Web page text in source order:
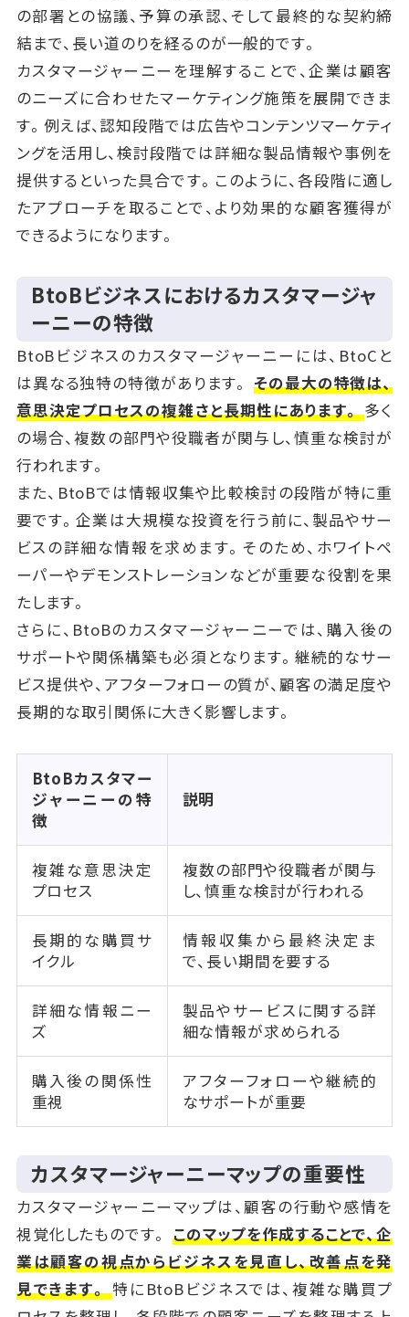
の部署との協議、予算の承認、そして最終的な契約締
結まで、長い道のりを経るのが一般的です。
カスタマージャーニーを理解することで、企業は顧客
のニーズに合わせたマーケティング施策を展開できま
す。例えば、認知段階では広告やコンテンツマーケティ
ングを活用し、検討段階では詳細な製品情報や事例を
提供するといった具合です。このように、各段階に適し
たアプローチを取ることで、より効果的な顧客獲得が
できるようになります。
BtoBビジネスにおけるカスタマージャ
ーニーの特徴
BtoBビジネスのカスタマージャーニーには、BtoCと
は異なる独特の特徴があります。その最大の特徴は、
意思決定プロセスの複雑さと長期性にあります。多く
の場合、複数の部門や役職者が関与し、慎重な検討が
行われます。
また、BtoBでは情報収集や比較検討の段階が特に重
要です。企業は大規模な投資を行う前に、製品やサー
ビスの詳細な情報を求めます。そのため、ホワイトペ
ーパーやデモンストレーションなどが重要な役割を果
たします。
さらに、BtoBのカスタマージャーニーでは、購入後の
サポートや関係構築も必須となります。継続的なサー
ビス提供や、アフターフォローの質が、顧客の満足度や
長期的な取引関係に大きく影響します。
BtoBカスタマー
ジャーニーの特
徴
説明
複雑な意思決定
プロセス
複数の部門や役職者が関与
し、慎重な検討が行われる
長期的な購買サ
イクル
情報収集から最終決定ま
で、長い期間を要する
詳細な情報ニー
ズ
製品やサービスに関する詳
細な情報が求められる
購入後の関係性
重視
アフターフォローや継続的
なサポートが重要
カスタマージャーニーマップの重要性
カスタマージャーニーマップは、顧客の行動や感情を
視覚化したものです。 このマップを作成することで、企
業は顧客の視点からビジネスを見直し、改善点を発
見できます。特にBtoBビジネスでは、複雑な購買プ